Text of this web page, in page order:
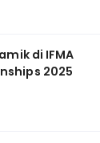
di IFMA
2025